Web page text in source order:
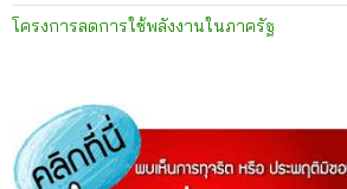
โครงการลดการใช้พลังงานในภาครัฐ